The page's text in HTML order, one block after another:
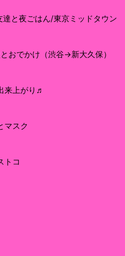
と夜ごはん/東京ミッドタウン
おでかけ（渋谷→新大久保）
来上がり♬
マスク
トコ